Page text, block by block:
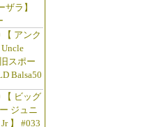
ザラ】
アンク
スポー
Balsa50
【 ビッグ
ジュニ
】 #033